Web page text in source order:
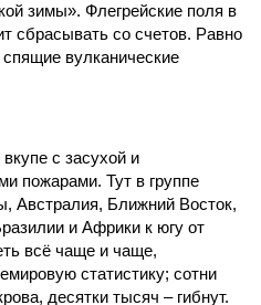
зимы». Флегрейские поля в
сбрасывать со счетов. Равно
вулканические
с засухой и
пожарами. Тут в группе
Австралия, Ближний Восток,
и Африки к югу от
всё чаще и чаще,
статистику; сотни
десятки тысяч – гибнут.